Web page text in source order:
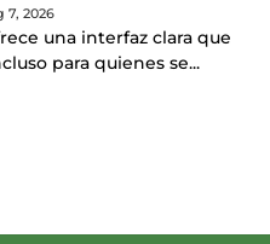
7, 2026
una interfaz clara que
para quienes se...